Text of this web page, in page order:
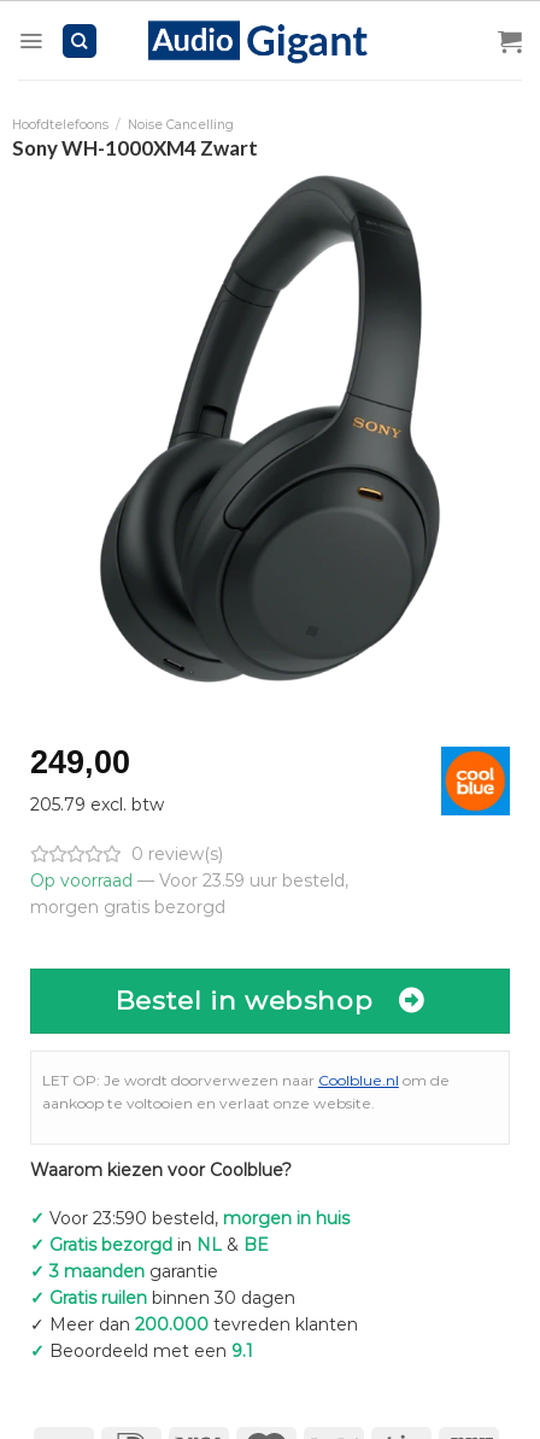
Hoofdtelefoons / Noise Cancelling
Sony WH-1000XM4 Zwart
249,00
205.79 excl. btw
0 review(s)
Op voorraad — Voor 23.59 uur besteld,
morgen gratis bezorgd
Bestel in webshop
LET OP: Je wordt doorverwezen naar Coolblue.nl om de
aankoop te voltooien en verlaat onze website.
Waarom kiezen voor Coolblue?
✓ Voor 23:590 besteld, morgen in huis
✓ Gratis bezorgd in NL& BE
✓ 3 maanden garantie
✓ Gratis ruilenbinnen 30 dagen
✓ Meer dan 200.000tevreden klanten
✓ Beoordeeld met een 9.1